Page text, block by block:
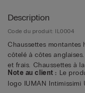
Description
Code du produit: IL0004
Chaussettes montantes
côtelé à côtes
et frais. Chaussettes à
Note au client : Le
logo IUMAN Intimissimi